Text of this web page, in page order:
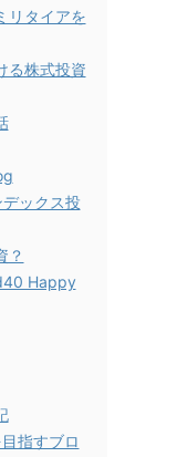
リタイアを
る株式投資
ックス投
？
Happy
指すブロ